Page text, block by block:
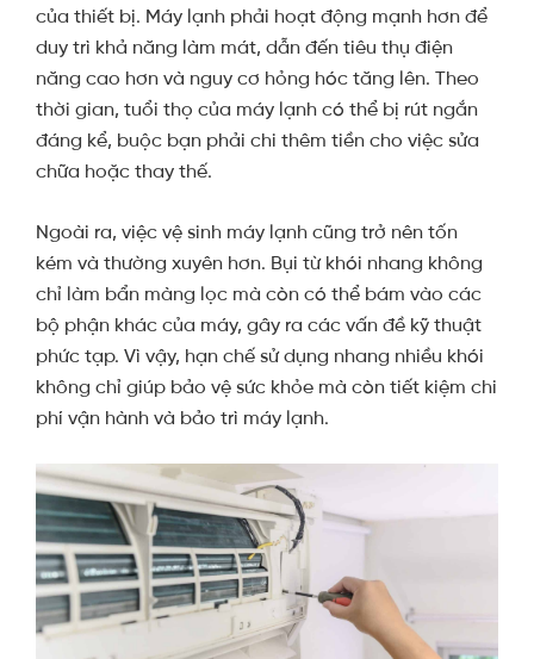
của thiết bị. Máy lạnh phải hoạt động mạnh hơn để
duy trì khả năng làm mát, dẫn đến tiêu thụ điện
năng cao hơn và nguy cơ hỏng hóc tăng lên. Theo
thời gian, tuổi thọ của máy lạnh có thể bị rút ngắn
đáng kể, buộc bạn phải chi thêm tiền cho việc sửa
chữa hoặc thay thế.
Ngoài ra, việc vệ sinh máy lạnh cũng trở nên tốn
kém và thường xuyên hơn. Bụi từ khói nhang không
chỉ làm bẩn màng lọc mà còn có thể bám vào các
bộ phận khác của máy, gây ra các vấn đề kỹ thuật
phức tạp. Vì vậy, hạn chế sử dụng nhang nhiều khói
không chỉ giúp bảo vệ sức khỏe mà còn tiết kiệm chi
phí vận hành và bảo trì máy lạnh.